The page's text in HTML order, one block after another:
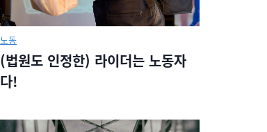
노동
(법원도 인정한) 라이더는 노동자
다!